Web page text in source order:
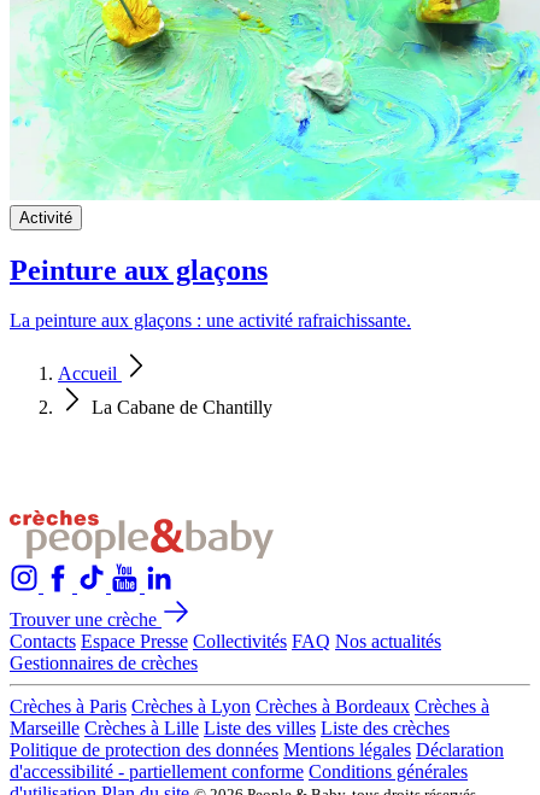
Activité
Peinture aux glaçons
La peinture aux glaçons : une activité rafraichissante.
Accueil
La Cabane de Chantilly
Trouver une crèche
Contacts Espace Presse Collectivités FAQ Nos actualités
Gestionnaires de crèches
Crèches à Paris Crèches à Lyon Crèches à Bordeaux Crèches à
Marseille Crèches à Lille Liste des villes Liste des crèches
Politique de protection des données Mentions légales Déclaration
d'accessibilité - partiellement conforme Conditions générales